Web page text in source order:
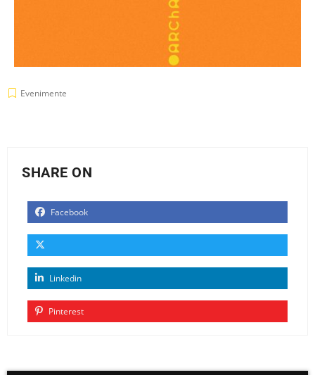
Evenimente
SHARE ON
Facebook
Linkedin
Pinterest